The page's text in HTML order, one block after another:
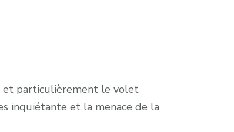
et particulièrement le volet
inquiétante et la menace de la